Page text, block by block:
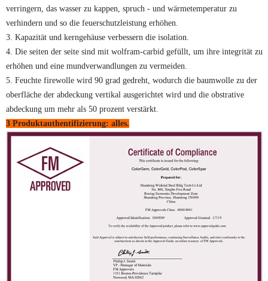
verringern, das wasser zu kappen, spruch - und wärmetemperatur zu
verhindern und so die feuerschutzleistung erhöhen.
3. Kapazität und kerngehäuse verbessern die isolation.
4. Die seiten der seite sind mit wolfram-carbid gefüllt, um ihre integrität zu
erhöhen und eine mundverwandlungen zu vermeiden.
5. Feuchte firewolle wird 90 grad gedreht, wodurch die baumwolle zu der
oberfläche der abdeckung vertikal ausgerichtet wird und die obstrative
abdeckung um mehr als 50 prozent verstärkt.
3 Produktauthentifizierung: alles.